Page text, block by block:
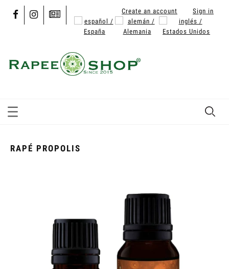
Create an account Sign in
RAPÉ PROPOLIS